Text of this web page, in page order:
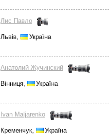
Лис Павло
Львів, Україна
Анатолий Жучинский
Вінниця, Україна
Ivan Maljarenko
Кременчук, Україна